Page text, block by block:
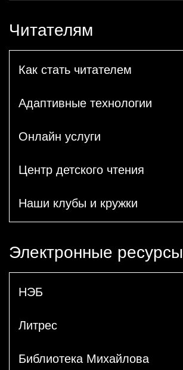
Читателям
Как стать читателем
Адаптивные технологии
Онлайн услуги
Центр детского чтения
Наши клубы и кружки
Электронные ресурсы
НЭБ
Литрес
Библиотека Михайлова